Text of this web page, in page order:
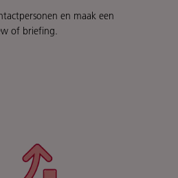
en maak een
of briefing.